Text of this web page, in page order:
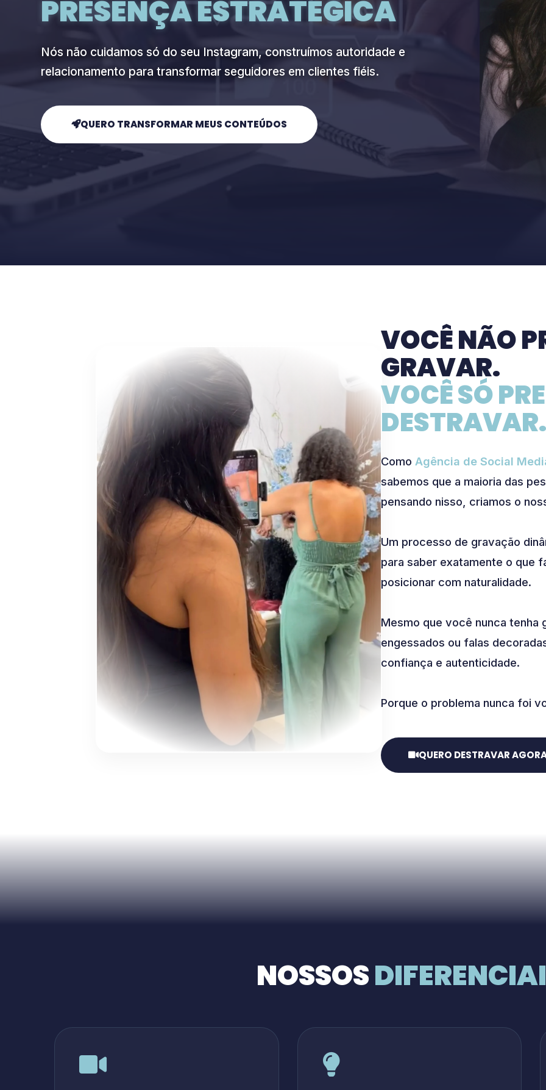
PRESENÇA ESTRATÉGICA
Nós não cuidamos só do seu Instagram, construímos autoridade e
relacionamento para transformar seguidores em clientes fiéis.
QUERO TRANSFORMAR MEUS CONTEÚDOS
VOCÊ NÃO
GRAVAR.
VOCÊ SÓ
Como Agência de Social
sabemos que a maioria das
pensando nisso, criamos o
Um processo de gravação
para saber exatamente o que
posicionar com naturalidade.
Mesmo que você nunca tenha
engessados ou falas
confiança e autenticidade.
Porque o problema nunca foi
QUERO DESTRAVAR
NOSSOS